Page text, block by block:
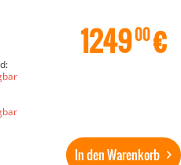
124900€
In den Warenkorb